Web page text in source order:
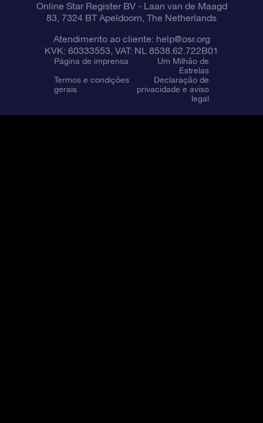
Online Star Register BV- Laan van de Maagd
83, 7324 BT Apeldoorn, The Netherlands
Atendimento ao cliente: help@osr.org
KVK: 60333553, VAT: NL 8538.62.722B01
Página de imprensa
Um Milhão de
Estrelas
Termos e condições
gerais
Declaração de
privacidade e aviso
legal